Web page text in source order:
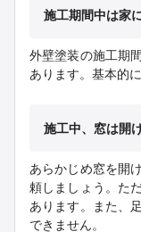
施工期間中は家
外壁塗装の施工期
あります。基本的
施工中、窓は開
あらかじめ窓を開
頼しましょう。た
あります。また、
できません。